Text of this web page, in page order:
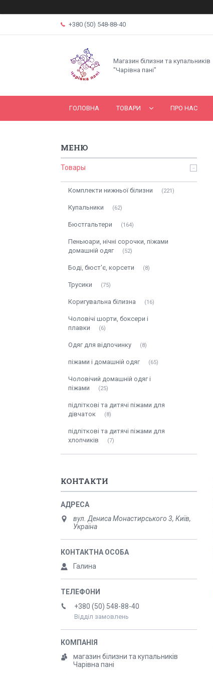
+380 (50) 548-88-40
Магазин білизни та купальників
"Чарівна пані"
ГОЛОВНА ТОВАРИ ПРО НАС
Товары
Комплекти нижньої білизни 221
Купальники 62
Бюстгальтери 164
Пеньюари, нічні сорочки, піжами
домашній одяг
52
Боді, бюст'є, корсети 8
Трусики 75
Коригувальна білизна 16
Чоловічі шорти, боксери і
плавки
6
Одяг для відпочинку 8
піжами і домашній одяг 65
Чоловічий домашній одяг і
піжами
25
підліткові та дитячі піжами для
дівчаток
8
підліткові та дитячі піжами для
хлопчиків
7
КОНТАКТИ
вул. Дениса Монастирського 3, Київ,
Україна
Галина
+380 (50) 548-88-40
Відділ замовлень
магазин білизни та купальників
Чарівна пані